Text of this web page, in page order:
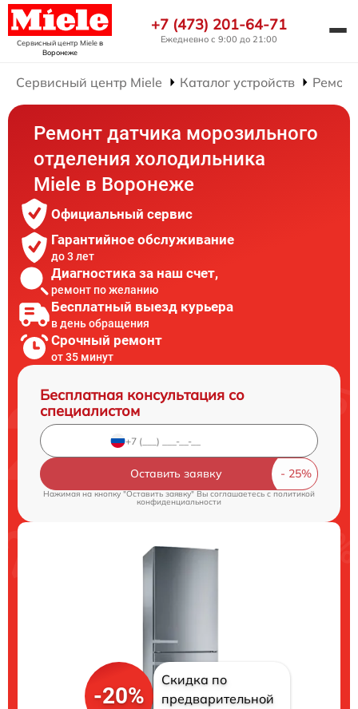
Сервисный центр Mieleв
Воронеже
+7 (473) 201-64-71
Ежедневно с 9:00 до 21:00
Сервисный центр Miele Каталог устройств
Ремонт датчика морозильного
отделения холодильника
Miele в Воронеже
Официальный сервис
Гарантийное обслуживание
до 3 лет
Диагностика за наш счет,
ремонт по желанию
Бесплатный выезд курьера
в день обращения
Срочный ремонт
от 35 минут
Бесплатная консультация со
специалистом
Оставить заявку
Нажимая на кнопку "Оставить заявку" Вы соглашаетесь cполитикой
конфиденциальности
-20%
Скидка по
предварительной